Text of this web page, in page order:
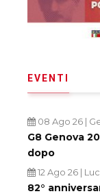
EVENTI
08 Ago 26|
G8 Genova
dopo
12 Ago 26|
82°